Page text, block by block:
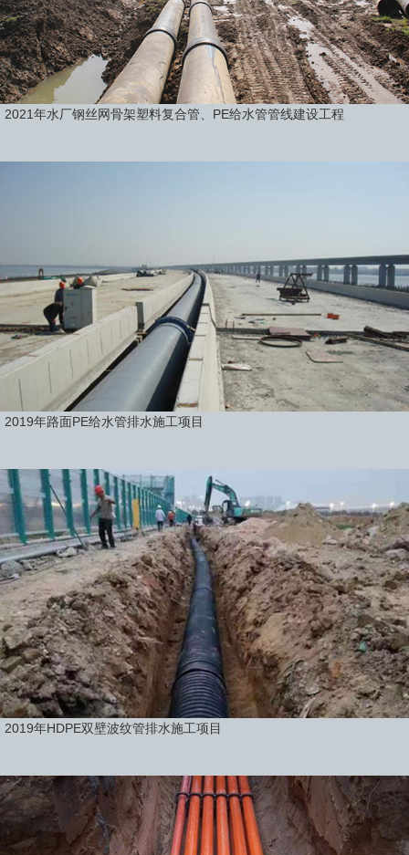
2021年水厂钢丝网骨架塑料复合管、PE给水管管线建设工程
2019年路面PE给水管排水施工项目
2019年HDPE双壁波纹管排水施工项目